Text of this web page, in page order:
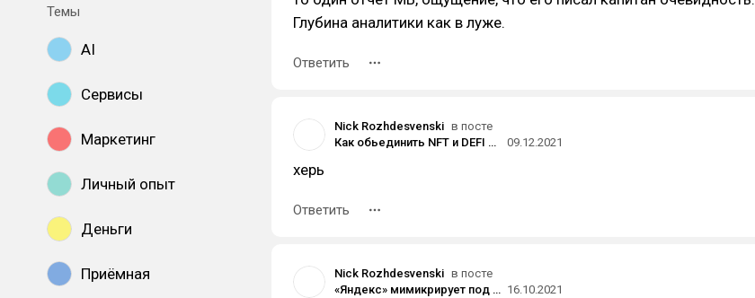
Темы
AI
Сервисы
Маркетинг
Личный опыт
Деньги
Приёмная
Глубина аналитики как в луже.
Ответить
Nick Rozhdesvenski в посте
Как обьединить NFT и DEFI а главное зачем?
09.12.2021
херь
Ответить
Nick Rozhdesvenski в посте
«Яндекс» мимикрирует под системные сообщения Apple — это сильно бесит 16.10.2021